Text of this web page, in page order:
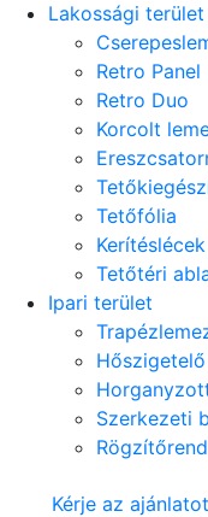
Lakossági terület
Retro Panel
Retro Duo
Korcolt
Tetőfólia
Kerítéslécek
Tetőtéri
Ipari terület
Szerkezeti
Kérje az ajánlatot